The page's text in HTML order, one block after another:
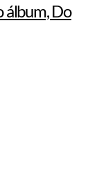
álbum, Do